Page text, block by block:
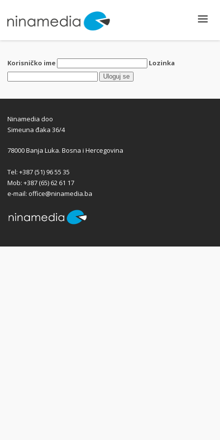
Korisničko ime Lozinka
Ninamedia doo
Simeuna đaka 36/4
78000 Banja Luka. Bosna i Hercegovina
Tel: +387 (51) 96 55 35
Mob: +387 (65) 62 61 17
e-mail: office@ninamedia.ba